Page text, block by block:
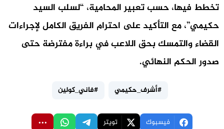
تخطط فيها، حسب تعبير المحامية، “لسلب السيد
حكيمي”، مع التأكيد على احترام الفريق الكامل لإجراءات
القضاء والتمسك بحق اللاعب في براءة مفترضة حتى
صدور الحكم النهائي.
#أشرف_حكيمي #فاني_كولين
فيسبوك تويتر